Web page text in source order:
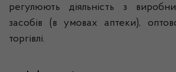
регулюють діяльність з
засобів (в умовах аптеки),
торгівлі.